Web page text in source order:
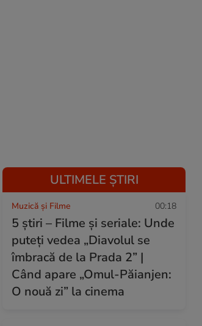
ULTIMELE ȘTIRI
Muzică și Filme 00:18
5 știri – Filme și seriale: Unde
puteţi vedea „Diavolul se
îmbracă de la Prada 2” |
Când apare „Omul-Păianjen:
O nouă zi” la cinema